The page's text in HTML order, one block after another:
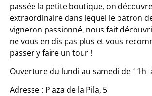
passée la petite boutique, on
extraordinaire dans lequel le patron
vigneron passionné, nous fait
ne vous en dis pas plus et vous
passer y faire un tour !
Ouverture du lundi au samedi de 11h
Adresse : Plaza de la Pila, 5